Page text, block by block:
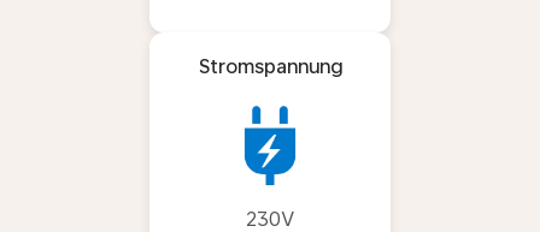
Stromspannung
230V